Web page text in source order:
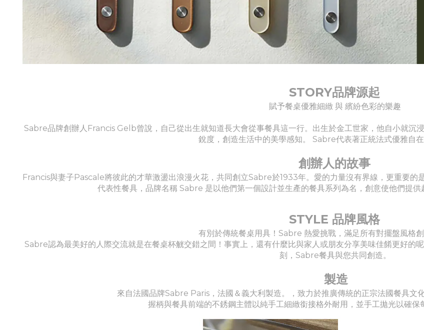
STORY品牌源起
賦予餐桌優雅細緻 與 繽紛色彩的樂趣
Sabre品牌創辦人Francis Gelb曾說，自己從出生就知道長大會從事餐具這一行。出生於金工世家，他自小就沉
銳度，創造生活中的美學感知。 Sabre代表著正統法式優雅自在
創辦人的故事
Francis與妻子Pascale將彼此的才華激盪出浪漫火花，共同創立Sabre於1933年。愛的力量沒有界線，更重要
代表性餐具，品牌名稱 Sabre 是以他們第一個設計並生產的餐具系列為名，創意使他們提供
STYLE 品牌風格
有別於傳統餐桌用具！Sabre 熱愛挑戰，滿足所有對擺盤風格
Sabre認為最美好的人際交流就是在餐桌杯觥交錯之間！事實上，還有什麼比與家人或朋友分享美味佳餚更好的
刻，Sabre餐具與您共同創造。
製造
來自法國品牌Sabre Paris，法國＆義大利製造。，致力於推廣傳統的正宗法國餐具文
握柄與餐具前端的不銹鋼主體以純手工細緻銜接格外耐用，並手工拋光以確保